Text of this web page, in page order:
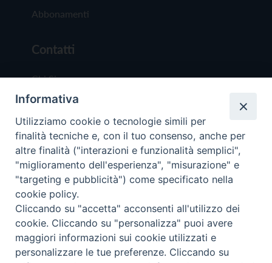
Abbonamenti
Contatti
Chi Siamo
Redazione
Scrivici
Copyright © 2019 - Tutti i diritti riservati - Vita
Trentina Editrice
Privacy Policy
Informativa
Utilizziamo cookie o tecnologie simili per
finalità tecniche e, con il tuo consenso, anche per
altre finalità ("interazioni e funzionalità semplici",
"miglioramento dell'esperienza", "misurazione" e
"targeting e pubblicità") come specificato nella
cookie policy.
Cliccando su "accetta" acconsenti all'utilizzo dei
cookie. Cliccando su "personalizza" puoi avere
maggiori informazioni sui cookie utilizzati e
personalizzare le tue preferenze. Cliccando su